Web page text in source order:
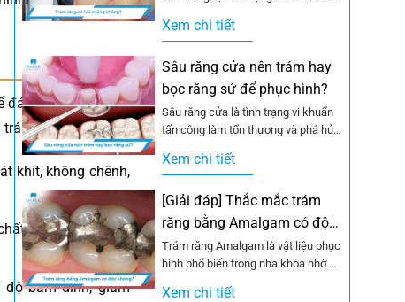
đánh giá một cơ sở
răng:
khít, không chênh,
lượng cao giúp
độ bám dính, giảm
Xem chi tiết
Sâu răng cửa nên trám hay
bọc răng sứ để phục hình?
Sâu răng cửa là tình trạng vi khuẩn
tấn công làm tổn thương và phá hủy
Xem chi tiết
[Giải đáp] Thắc mắc trám
răng bằng Amalgam có độc
không?
Trám răng Amalgam là vật liệu phục
hình phổ biến trong nha khoa nhờ độ
Xem chi tiết